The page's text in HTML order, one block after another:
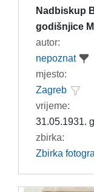
Nadbiskup
godišnjice
autor:
nepoznat
mjesto:
Zagreb
vrijeme:
31.05.1931.
zbirka:
Zbirka